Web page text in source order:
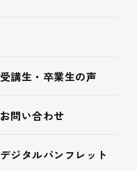
受講生・卒業生の声
お問い合わせ
デジタルパンフレット